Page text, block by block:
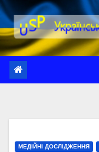
Перейти
до
вмісту
МЕДІЙНІ ДОСЛІДЖЕННЯ